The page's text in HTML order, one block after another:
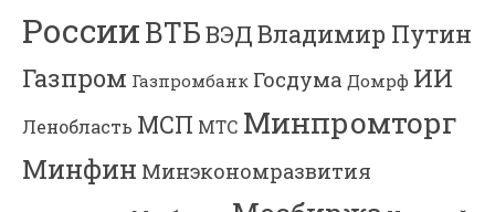
РоссииВТБВЭДВладимир Путин
Газпром Газпромбанк Госдума Домрф ИИ
Ленобласть МСП МТС Минпромторг
Минфин Минэкономразвития